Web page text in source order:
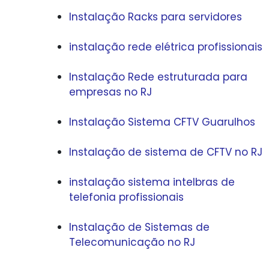
Instalação Racks para servidores
instalação rede elétrica profissionais
Instalação Rede estruturada para
empresas no RJ
Instalação Sistema CFTV Guarulhos
Instalação de sistema de CFTV no RJ
instalação sistema intelbras de
telefonia profissionais
Instalação de Sistemas de
Telecomunicação no RJ